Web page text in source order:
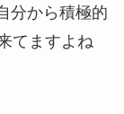
分から積極的
てますよね